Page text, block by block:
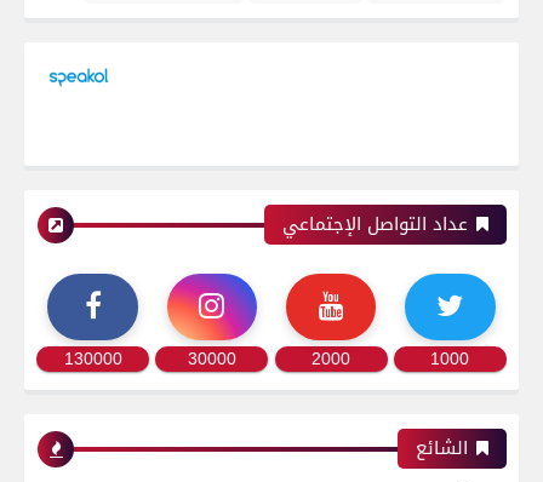
عداد التواصل الإجتماعي
1000
2000
30000
130000
الشائع